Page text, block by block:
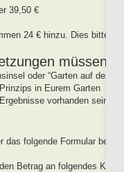
39,50 €
24 € hinzu. Dies bitte
müssen
oder “Garten auf dem
in Eurem Garten
vorhanden sein
das folgende Formular
Betrag an folgendes Konto